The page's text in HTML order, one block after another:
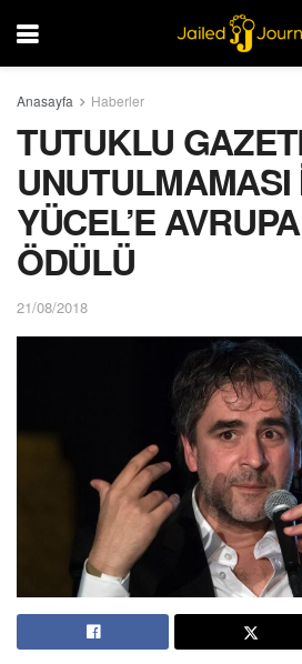
Anasayfa Haberler
TUTUKLU
UNUTULMAMASI
YÜCEL’E
ÖDÜLÜ
21/08/2018